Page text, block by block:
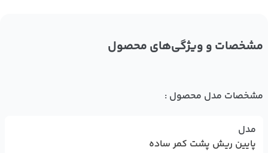
مشخصات و ویژگی‌های محصول
مشخصات مدل محصول :
مدل
پایین ریش پشت کمر ساده